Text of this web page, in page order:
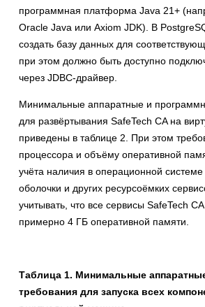
программная платформа Java 21+
Oracle Java или Axiom JDK). В
создать базу данных для
при этом должно быть доступно
через JDBC-драйвер.
Минимальные аппаратные и
для развёртывания SafeTech CA на
приведены в таблице 2. При этом
процессора и объёму оперативной
учёта наличия в операционной
оболочки и других ресурсоёмких
учитывать, что все сервисы SafeTech
примерно 4 ГБ оперативной памяти.
Таблица 1. Минимальные
требования для запуска всех